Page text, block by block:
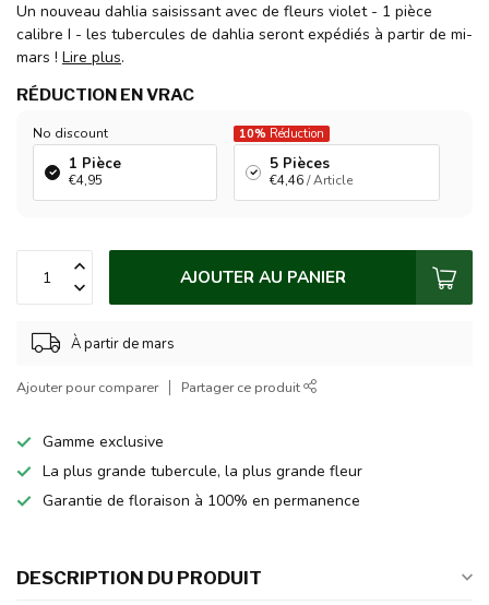
Un nouveau dahlia saisissant avec de fleurs violet - 1 pièce
calibre I - les tubercules de dahlia seront expédiés à partir de mi-
mars ! Lire plus.
RÉDUCTION EN VRAC
No discount
1 Pièce
€4,95
10% Réduction
5 Pièces
€4,46/ Article
AJOUTER AU PANIER
À partir de mars
Ajouter pour comparer Partager ce produit
Gamme exclusive
La plus grande tubercule, la plus grande fleur
Garantie de floraison à 100% en permanence
DESCRIPTION DU PRODUIT